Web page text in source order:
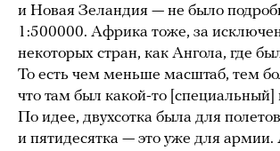
и Новая Зеландия — не было
1:500000. Африка тоже, за
некоторых стран, как Ангола, где
То есть чем меньше масштаб, тем
что там был какой-то [специальный]
По идее, двухсотка была для
и пятидесятка — это уже для